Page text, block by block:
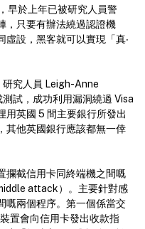
早於上年已被研究人員警
，只要有辦法繞過認證機
設，黑客就可以實現「真‧
究人員 Leigh-Anne
試，成功利用漏洞繞過 Visa
用英國 5 間主要銀行所發出
其他英國銀行應該都無一倖
攔截信用卡同終端機之間嘅
attack）。主要針對感
嘅兩個程序。第一個係當交
置會向信用卡發出收款指